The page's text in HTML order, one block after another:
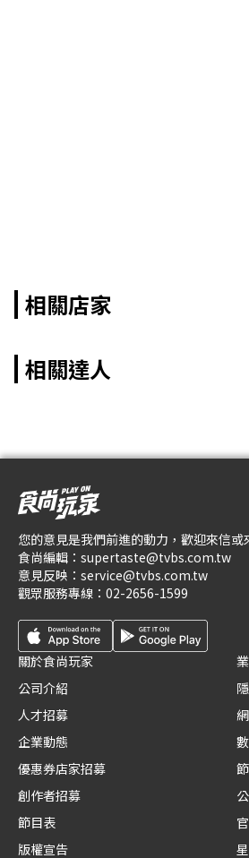
相關店家
相關達人
您的意見是我們前進的動力，歡迎來信或
食尚編輯： supertaste@tvbs.com.tw
意見反映： service@tvbs.com.tw
觀眾服務專線： 02-2656-1599
關於食尚玩家
公司介紹
人才招募
企業動態
優惠券店家招募
創作者招募
節目表
版權宣告